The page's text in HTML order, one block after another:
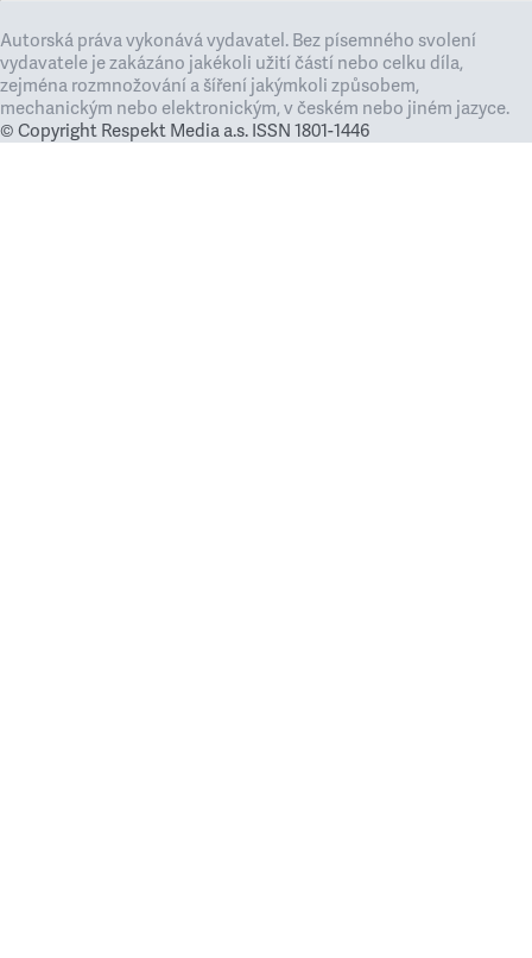
Autorská práva vykonává vydavatel. Bez písemného svolení
vydavatele je zakázáno jakékoli užití částí nebo celku díla,
zejména rozmnožování a šíření jakýmkoli způsobem,
mechanickým nebo elektronickým, v českém nebo jiném jazyce.
© Copyright Respekt Media a.s. ISSN 1801-1446